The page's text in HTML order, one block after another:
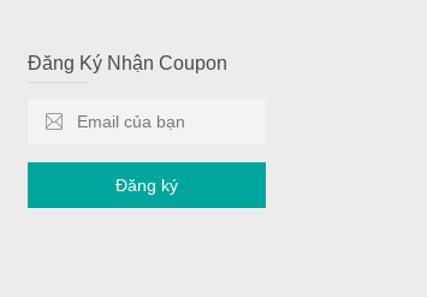
Đăng Ký Nhận Coupon
Đăng ký